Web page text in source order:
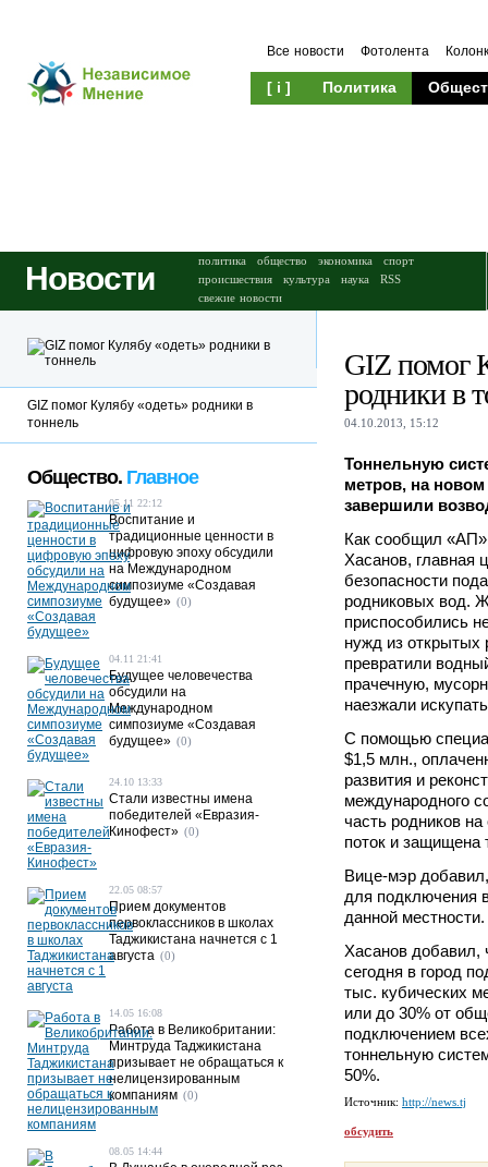
Все новости Фотолента
[ i ] Политика
Новости политика общество экономика
спорт
происшествия
культура наука
RSS
свежие новости
GIZ помог
родники в
04.10.2013, 15:12
Тоннельную
метров, на
завершили
Как сообщил
Хасанов, главная
безопасности
родниковых вод.
приспособились
нужд из открытых
превратили
прачечную,
наезжали
С помощью
$1,5 млн.,
развития и
международного
часть родников
поток и защищена
Вице-мэр
для подключения
данной местности.
Хасанов добавил,
сегодня в город
тыс. кубических
или до 30% от
подключением
тоннельную
50%.
Источник: http://news.tj
обсудить
GIZ помог Кулябу «одеть» родники в
тоннель
Общество. Главное
05.11 22:12
Воспитание и
традиционные ценности в
цифровую эпоху обсудили
на Международном
симпозиуме «Создавая
будущее» (0)
04.11 21:41
Будущее человечества
обсудили на
Международном
симпозиуме «Создавая
будущее» (0)
24.10 13:33
Стали известны имена
победителей «Евразия-
Кинофест» (0)
22.05 08:57
Прием документов
первоклассников в школах
Таджикистана начнется с 1
августа (0)
14.05 16:08
Работа в Великобритании:
Минтруда Таджикистана
призывает не обращаться к
нелицензированным
компаниям (0)
08.05 14:44